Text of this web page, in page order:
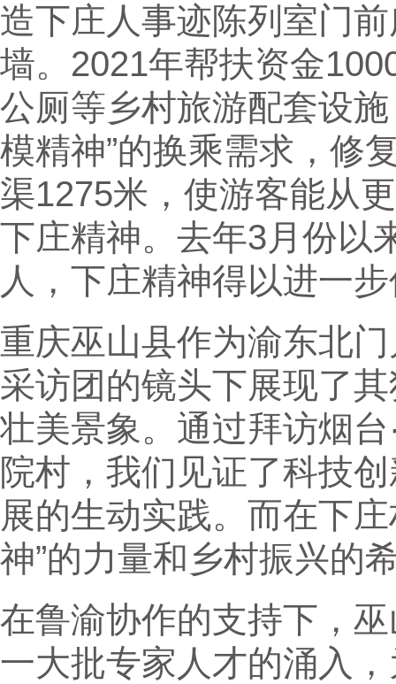
造下庄人事迹陈列室门
墙。2021年帮扶资金
公厕等乡村旅游配套设
模精神”的换乘需求，修
渠1275米，使游客能从
下庄精神。去年3月份以
人，下庄精神得以进一
重庆巫山县作为渝东北
采访团的镜头下展现了
壮美景象。通过拜访烟
院村，我们见证了科技
展的生动实践。而在下
神”的力量和乡村振兴的
在鲁渝协作的支持下，
一大批专家人才的涌入